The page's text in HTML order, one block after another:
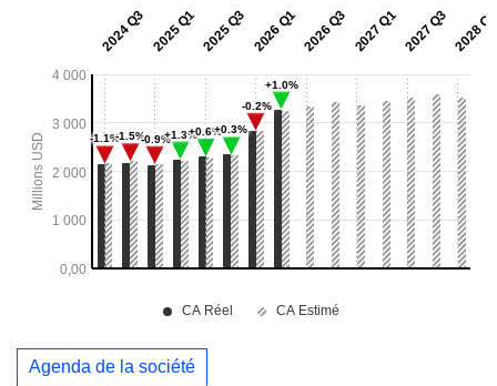
Agenda de la société